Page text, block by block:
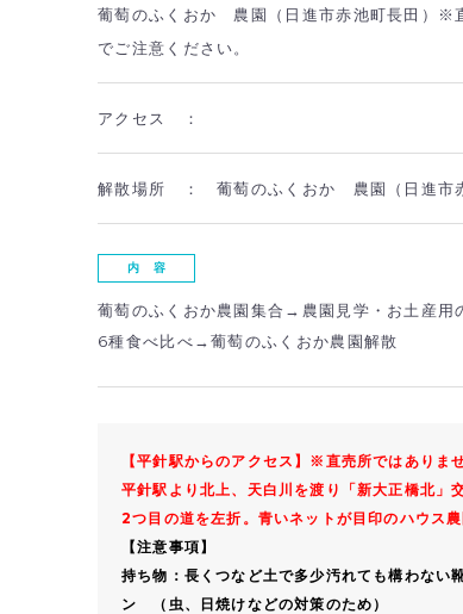
葡萄のふくおか 農園（日進市赤池町長田）※
でご注意ください。
アクセス ：
解散場所 ：葡萄のふくおか 農園（日進市
内 容
葡萄のふくおか農園集合→農園見学・お土産用
6種食べ比べ→葡萄のふくおか農園解散
【平針駅からのアクセス】※直売所ではありま
平針駅より北上、天白川を渡り「新大正橋北」
2つ目の道を左折。青いネットが目印のハウス農
【注意事項】
持ち物：長くつなど土で多少汚れても構わな
ン （虫、日焼けなどの対策のため）